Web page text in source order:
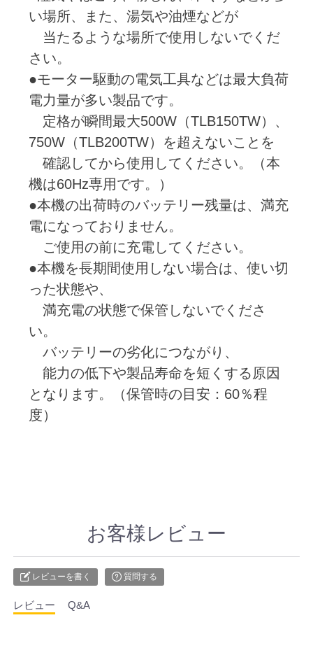
い場所、また、湯気や油煙などが
当たるような場所で使用しないでくだ
さい。
●モーター駆動の電気工具などは最大負荷
電力量が多い製品です。
定格が瞬間最大500W（TLB150TW）、
750W（TLB200TW）を超えないことを
確認してから使用してください。（本
機は60Hz専用です。）
●本機の出荷時のバッテリー残量は、満充
電になっておりません。
ご使用の前に充電してください。
●本機を長期間使用しない場合は、使い切
った状態や、
満充電の状態で保管しないでくださ
い。
バッテリーの劣化につながり、
能力の低下や製品寿命を短くする原因
となります。（保管時の目安：60％程
度）
お客様レビュー
レビューを書く 質問する
レビュー Q&A